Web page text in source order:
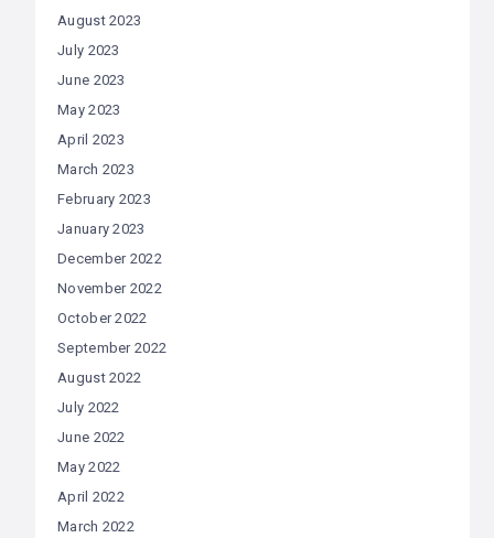
August 2023
July 2023
June 2023
May 2023
April 2023
March 2023
February 2023
January 2023
December 2022
November 2022
October 2022
September 2022
August 2022
July 2022
June 2022
May 2022
April 2022
March 2022